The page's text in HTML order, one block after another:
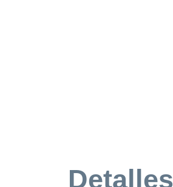
Detalles